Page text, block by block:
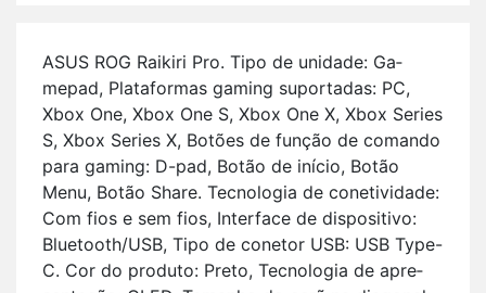
ASUS ROG Rai­kiri Pro. Tipo de uni­dade: Ga­
mepad, Pla­ta­formas ga­ming su­por­tadas: PC,
Xbox One, Xbox One S, Xbox One X, Xbox Se­ries
S, Xbox Se­ries X, Bo­tões de função de co­mando
para ga­ming: D-pad, Botão de início, Botão
Menu, Botão Share. Tec­no­logia de co­ne­ti­vi­dade:
Com fios e sem fios, In­ter­face de dis­po­si­tivo:
Blu­e­tooth/USB, Tipo de co­netor USB: USB Type-
C. Cor do pro­duto: Preto, Tec­no­logia de apre­